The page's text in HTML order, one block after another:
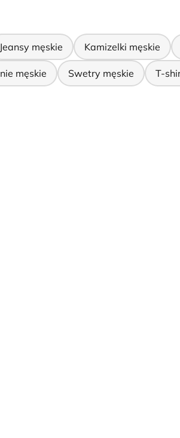
Jeansy męskie Kamizelki męskie
męskie Swetry męskie T-